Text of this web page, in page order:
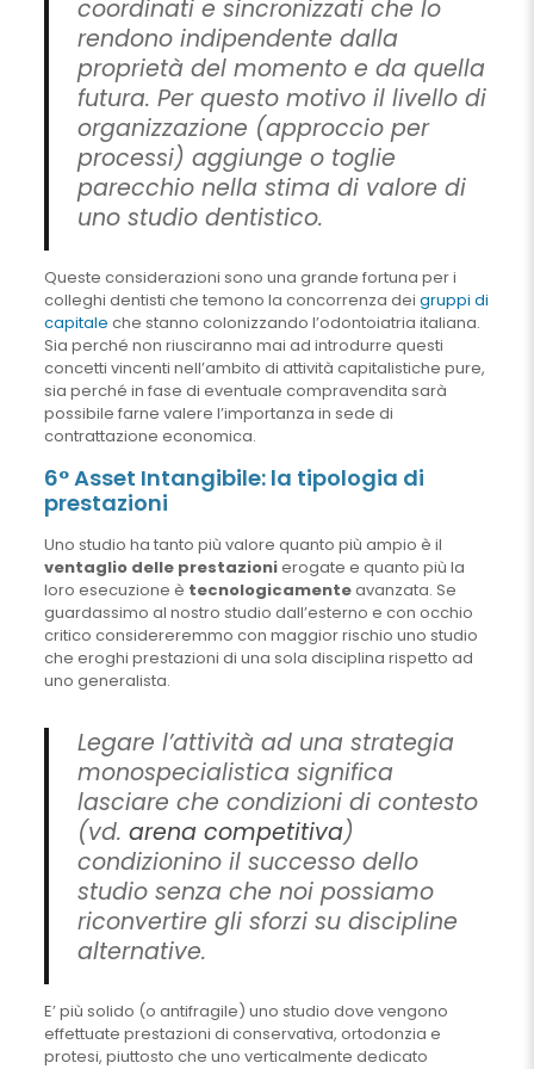
coordinati e sincronizzati che lo
rendono indipendente dalla
proprietà del momento e da quella
futura. Per questo motivo il livello di
organizzazione (approccio per
processi) aggiunge o toglie
parecchio nella stima di valore di
uno studio dentistico.
Queste considerazioni sono una grande fortuna per i
colleghi dentisti che temono la concorrenza dei gruppi di
capitale che stanno colonizzando l’odontoiatria italiana.
Sia perché non riusciranno mai ad introdurre questi
concetti vincenti nell’ambito di attività capitalistiche pure,
sia perché in fase di eventuale compravendita sarà
possibile farne valere l’importanza in sede di
contrattazione economica.
6° Asset Intangibile: la tipologia di
prestazioni
Uno studio ha tanto più valore quanto più ampio è il
ventaglio delle prestazionierogate e quanto più la
loro esecuzione è tecnologicamenteavanzata. Se
guardassimo al nostro studio dall’esterno e con occhio
critico considereremmo con maggior rischio uno studio
che eroghi prestazioni di una sola disciplina rispetto ad
uno generalista.
Legare l’attività ad una strategia
monospecialistica significa
lasciare che condizioni di contesto
(vd. arena competitiva)
condizionino il successo dello
studio senza che noi possiamo
riconvertire gli sforzi su discipline
alternative.
E’ più solido (o antifragile) uno studio dove vengono
effettuate prestazioni di conservativa, ortodonzia e
protesi, piuttosto che uno verticalmente dedicato